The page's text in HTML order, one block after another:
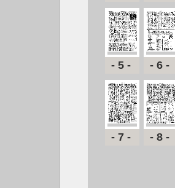
-5- -6-
-7- -8-